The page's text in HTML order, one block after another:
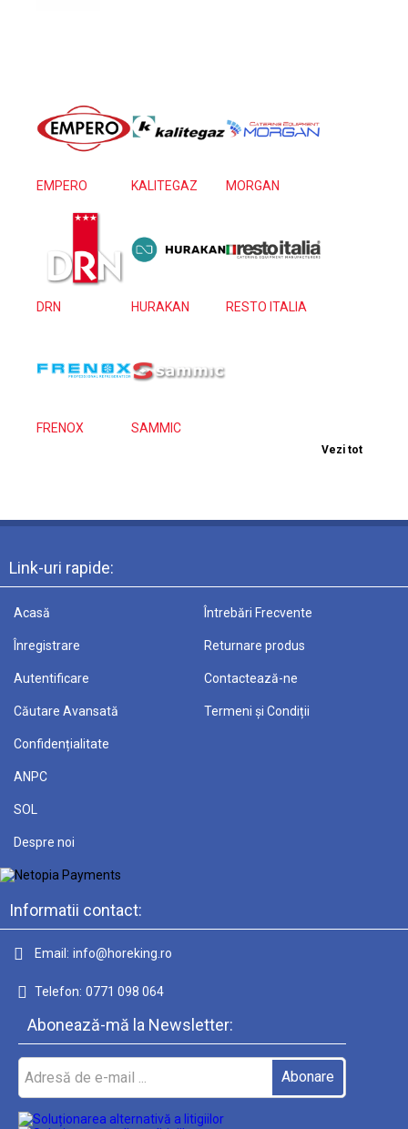
EMPERO KALITEGAZ MORGAN
DRN HURAKAN RESTO ITALIA
FRENOX SAMMIC
Vezi tot
Link-uri rapide:
Acasă
Înregistrare
Autentificare
Căutare Avansată
Întrebări Frecvente
Returnare produs
Contactează-ne
Termeni și Condiții
Confidențialitate
ANPC
SOL
Despre noi
Informatii contact:
Email: info@horeking.ro
Telefon: 0771 098 064
Abonează-mă la Newsletter: